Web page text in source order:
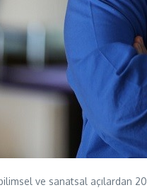
ve sanatsal açılardan